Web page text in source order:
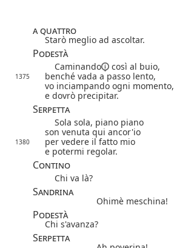
a quattro
Starò meglio ad ascoltar.
Podestà
Caminando così al buio,
1375
benché vada a passo lento,
vo inciampando ogni momento,
e dovrò precipitar.
Serpetta
Sola sola, piano piano
son venuta qui ancor'io
1380
per vedere il fatto mio
e potermi regolar.
Contino
Chi va là?
Sandrina
Ohimè meschina!
Podestà
Chi s'avanza?
Serpetta